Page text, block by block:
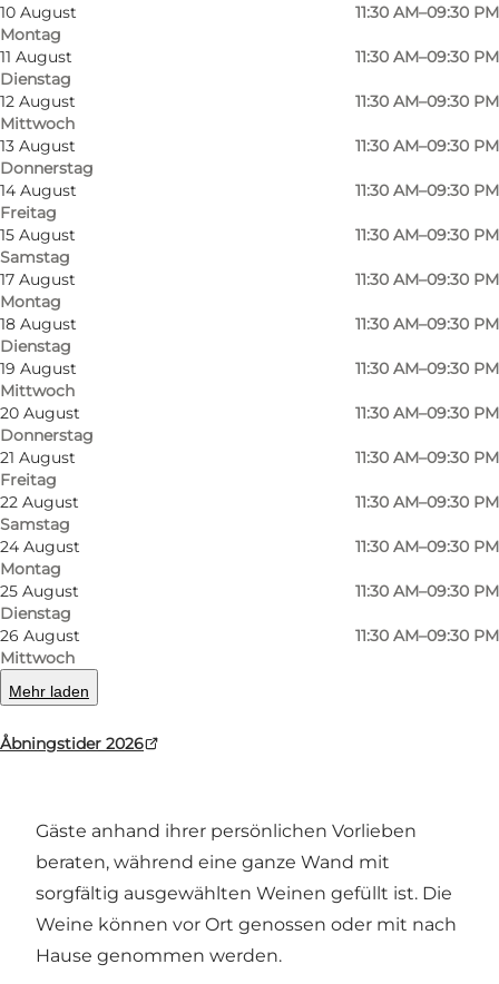
10 August
Montag
11:30 AM–09:30 PM
11 August
Dienstag
11:30 AM–09:30 PM
12 August
Mittwoch
11:30 AM–09:30 PM
13 August
Donnerstag
11:30 AM–09:30 PM
14 August
Freitag
11:30 AM–09:30 PM
15 August
Samstag
11:30 AM–09:30 PM
17 August
Montag
11:30 AM–09:30 PM
18 August
Dienstag
11:30 AM–09:30 PM
19 August
Mittwoch
11:30 AM–09:30 PM
20 August
Donnerstag
11:30 AM–09:30 PM
21 August
Freitag
11:30 AM–09:30 PM
22 August
Samstag
11:30 AM–09:30 PM
24 August
Montag
11:30 AM–09:30 PM
25 August
Dienstag
11:30 AM–09:30 PM
26 August
Mittwoch
11:30 AM–09:30 PM
Mehr laden
Åbningstider 2026
Ungezwungene Genussmomente im
Vildbassen
Im Vildbassen gibt es Raum, die Dinge auf die
eigene Art zu genießen. Café, Weinbar und
Restaurant verschmelzen zu einem
entspannten Konzept, in dem man genauso
gut mittags zu Abend essen oder abends zu
Mittag essen kann. Ein gutes Glas Wein fühlt
sich hier auf dem Sofa genauso richtig an wie
am Tisch.
Die Speisekarte reicht von Sandwiches und
kleinen Gerichten bis hin zu kreativen
Tagesempfehlungen und größeren Gerichten
zum Teilen. Im Mittelpunkt stehen gute
Geschmackserlebnisse statt fester Regeln, und
die Küche lädt dazu ein, Neues zu entdecken
Gäste anhand ihrer persönlichen Vorlieben
beraten, während eine ganze Wand mit
sorgfältig ausgewählten Weinen gefüllt ist. Die
Weine können vor Ort genossen oder mit nach
Hause genommen werden.